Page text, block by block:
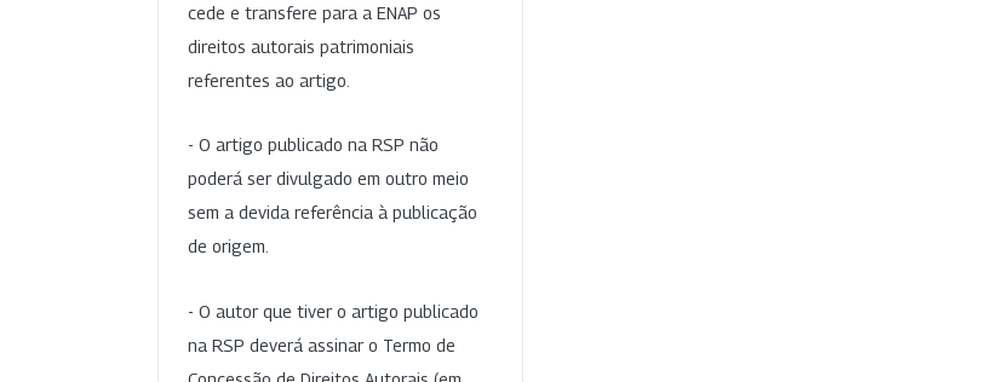
cede e transfere para a ENAP os
direitos autorais patrimoniais
referentes ao artigo.
- O artigo publicado na RSP não
poderá ser divulgado em outro meio
sem a devida referência à publicação
de origem.
- O autor que tiver o artigo publicado
na RSP deverá assinar o Termo de